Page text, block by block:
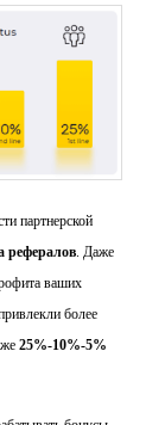
партнерской
рефералов. Даже
ваших
более
25%-10%-5%